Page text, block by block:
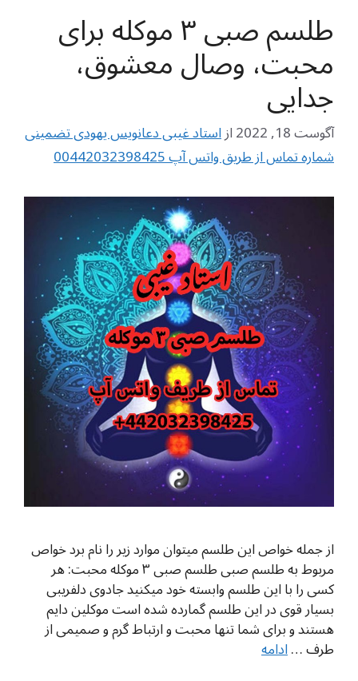
طلسم صبی ۳ موکله برای
محبت، وصال معشوق،
جدایی
آگوست 18, 2022 ازاستاد غیبی دعانویس یهودی تضمینی
شماره تماس از طریق واتس آپ 00442032398425
از جمله خواص این طلسم میتوان موارد زیر را نام برد خواص
مربوط به طلسم صبی طلسم صبی ۳ موکله محبت: هر
کسی را با این طلسم وابسته خود میکنید جادوی دلفریبی
بسیار قوی در این طلسم گمارده شده است موکلین دایم
هستند و برای شما تنها محبت و ارتباط گرم و صمیمی از
طرف …ادامه